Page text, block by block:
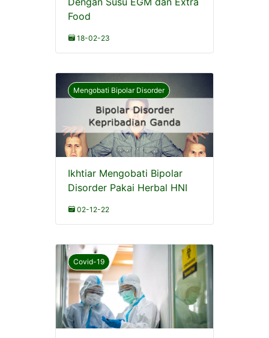
Food
18-02-23
Mengobati Bipolar Disorder
Ikhtiar Mengobati Bipolar
Disorder Pakai Herbal HNI
02-12-22
Covid-19